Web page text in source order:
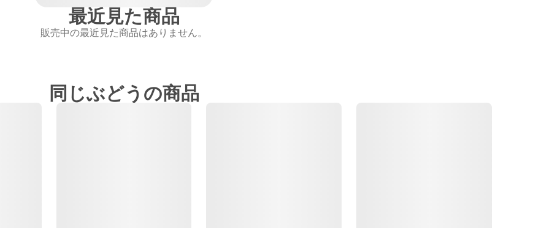
最近見た商品
販売中の最近見た商品はありません。
同じぶどうの商品